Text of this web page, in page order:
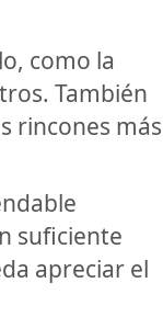
como la
También
rincones más
suficiente
apreciar el